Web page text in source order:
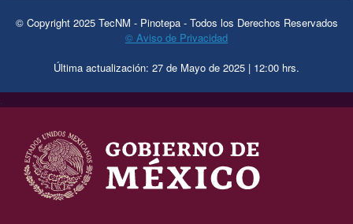
© Copyright 2025 TecNM - Pinotepa - Todos los Derechos Reservados
© Aviso de Privacidad
Última actualización: 27 de Mayo de 2025 | 12:00 hrs.
.